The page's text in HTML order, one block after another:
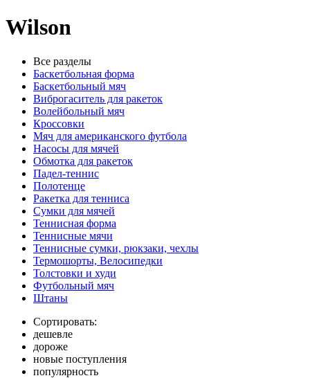
Wilson
Все разделы
Баскетбольная форма
Баскетбольный мяч
Виброгаситель для ракеток
Волейбольный мяч
Кроссовки
Мяч для американского футбола
Насосы для мячей
Обмотка для ракеток
Падел-теннис
Полотенце
Ракетка для тенниса
Сумки для мячей
Теннисная форма
Теннисные мячи
Теннисные сумки, рюкзаки, чехлы
Термошорты, Велосипедки
Толстовки и худи
Футбольный мяч
Штаны
Сортировать:
дешевле
дороже
новые поступления
популярность